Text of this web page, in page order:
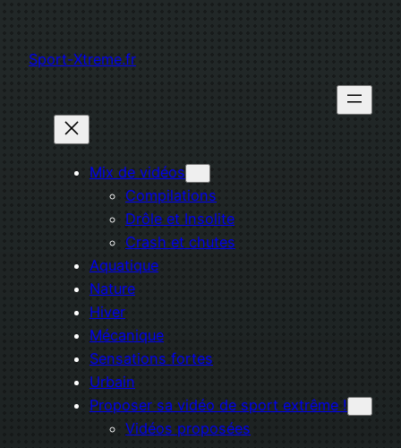
contenu
Sport-Xtreme.fr
Mix de vidéos
Compilations
Drôle et Insolite
Crash et chutes
Aquatique
Nature
Hiver
Mécanique
Sensations fortes
Urbain
Proposer sa vidéo de sport extrême !
Vidéos proposées